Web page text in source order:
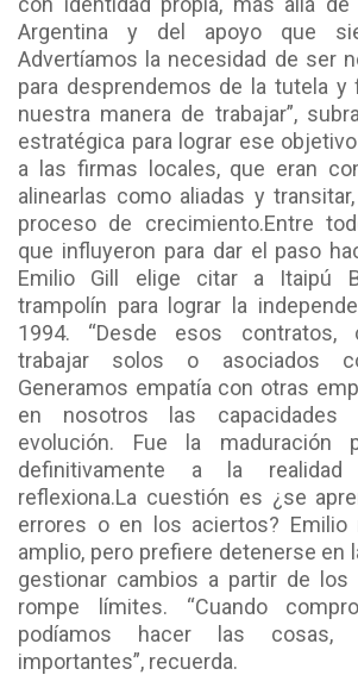
Argentina y del apoyo que
Advertíamos la necesidad de ser
para desprendemos de la tutela
nuestra manera de trabajar”,
estratégica para lograr ese
a las firmas locales, que eran
alinearlas como aliadas y
proceso de crecimiento.Entre
que influyeron para dar el paso
Emilio Gill elige citar a Itaipú
trampolín para lograr la
1994. “Desde esos contratos,
trabajar solos o asociados
Generamos empatía con otras
en nosotros las capacidades
evolución. Fue la maduración
definitivamente a la realidad
reflexiona.La cuestión es ¿se
errores o en los aciertos? Emilio
amplio, pero prefiere detenerse en
gestionar cambios a partir de los
rompe límites. “Cuando
podíamos hacer las cosas,
importantes”, recuerda.